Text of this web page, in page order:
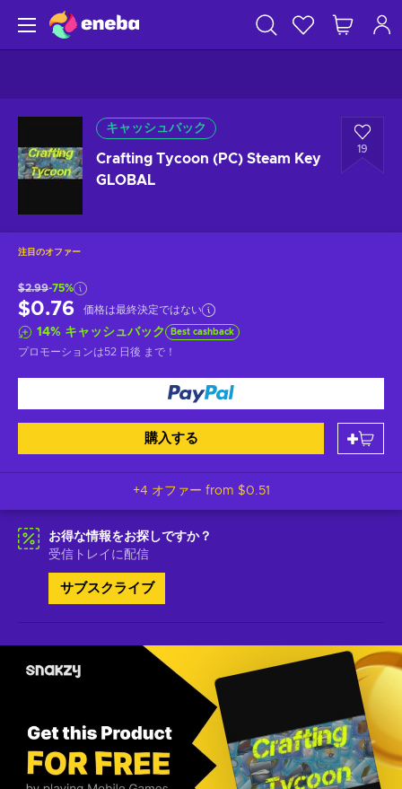
キャッシュバック
Crafting Tycoon (PC) Steam Key
GLOBAL
19
注目のオファー
$2.99-75%
$0.76 価格は最終決定ではない
14% キャッシュバック Best cashback
プロモーションは52 日後 まで！
購入する
+4 オファー from $0.51
お得な情報をお探しですか？
受信トレイに配信
サブスクライブ